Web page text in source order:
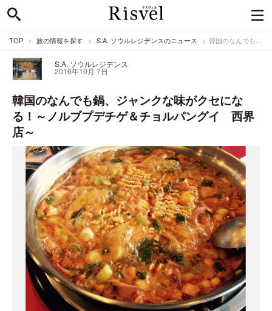
TOP 旅の情報を探す S.A. ソウルレジデンスのニュース 韓国のなんでも鍋、ジャンクな味がクセになる！～ノルブプデチゲ＆チョルパングイ 西界店～
S.A. ソウルレジデンス
2016年10月 7日
韓国のなんでも鍋、ジャンクな味がクセにな
る！～ノルブプデチゲ＆チョルパングイ 西界
店～